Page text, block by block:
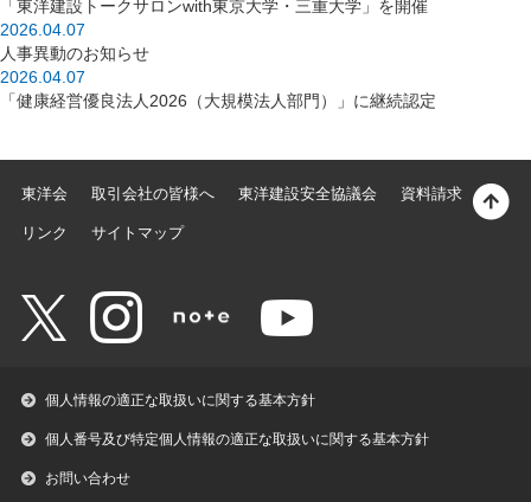
「東洋建設トークサロンwith東京大学・三重大学」を開催
2026.04.07
人事異動のお知らせ
2026.04.07
「健康経営優良法人2026（大規模法人部門）」に継続認定
東洋会 取引会社の皆様へ 東洋建設安全協議会 資料請求
リンク サイトマップ
個人情報の適正な取扱いに関する基本方針
個人番号及び特定個人情報の適正な取扱いに関する基本方針
お問い合わせ